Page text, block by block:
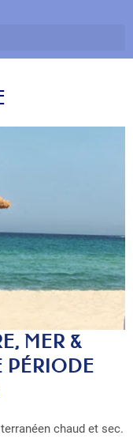
MER &
PÉRIODE
chaud et sec.